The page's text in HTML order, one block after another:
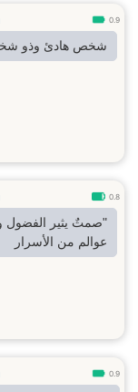
0.9
شخص هادئ وذو
0.8
"صمتٌ يثير الفضول
عوالم من الأسرار
0.9